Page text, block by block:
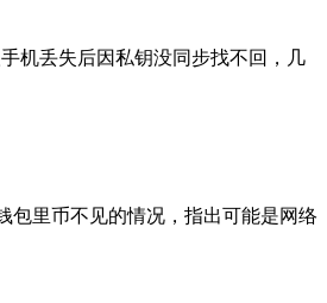
机丢失后因私钥没同步找不回，几
包里币不见的情况，指出可能是网络